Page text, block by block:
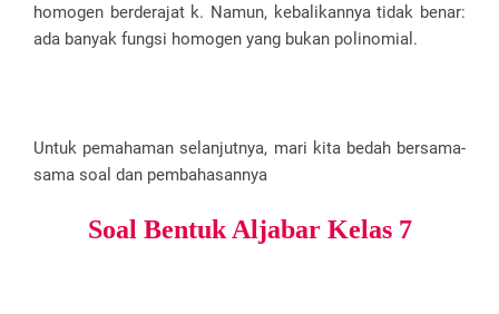
homogen berderajat k. Namun, kebalikannya tidak benar:
ada banyak fungsi homogen yang bukan polinomial.
Untuk pemahaman selanjutnya, mari kita bedah bersama-
sama soal dan pembahasannya
Soal Bentuk Aljabar Kelas 7